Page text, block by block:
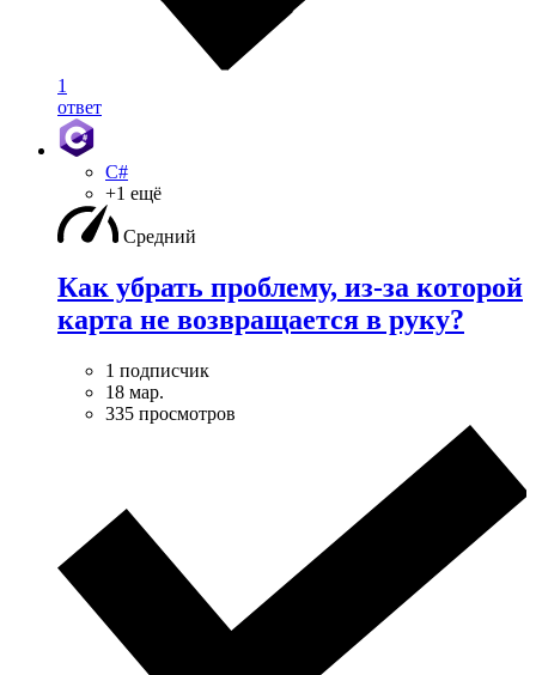
1
ответ
C#
+1 ещё
Средний
Как убрать проблему, из-за которой
карта не возвращается в руку?
1 подписчик
18 мар.
335 просмотров